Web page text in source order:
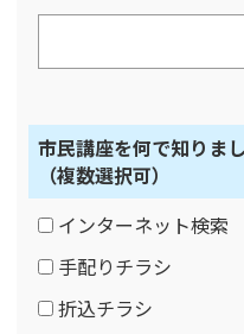
市民講座を何で知りま
（複数選択可）
インターネット検索
手配りチラシ
折込チラシ